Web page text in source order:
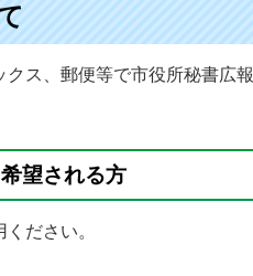
ス、郵便等で市役所秘書広
望される方
ださい。